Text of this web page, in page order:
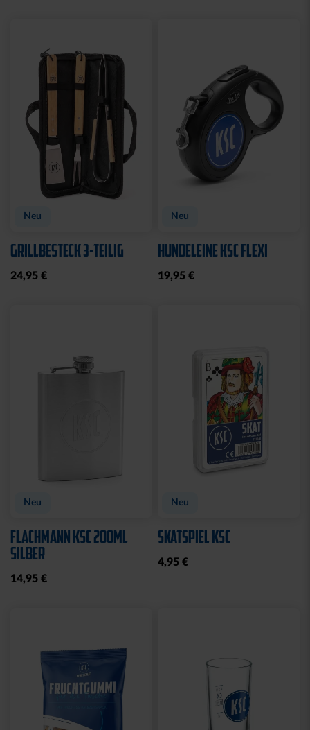
Neu
GRILLBESTECK 3-TEILIG
24,95 €
Neu
HUNDELEINE KSC FLEXI
19,95 €
Neu
FLACHMANN KSC 200ML
SILBER
14,95 €
Neu
SKATSPIEL KSC
4,95 €